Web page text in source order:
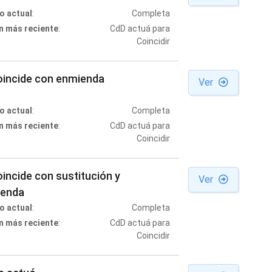
actual :
Completa
más reciente:
CdD actuá para
Coincidir
con enmienda Ver
actual :
Completa
más reciente:
CdD actuá para
Coincidir
con sustitución y
Ver
actual :
Completa
más reciente:
CdD actuá para
Coincidir